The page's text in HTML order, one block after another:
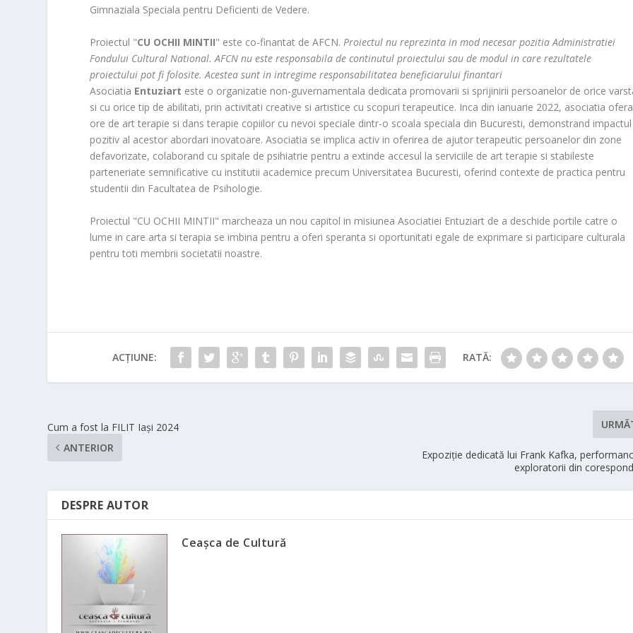
Gimnaziala Speciala pentru Deficienti de Vedere.
Proiectul "CU OCHII MINTII" este co-finantat de AFCN.Proiectul nu reprezinta in mod necesar pozitia Administratiei
Fondului Cultural National. AFCN nu este responsabila de continutul proiectului sau de modul in care rezultatele
proiectului pot fi folosite. Acestea sunt in intregime responsabilitatea beneficiarului finantari
Asociatia Entuziart este o organizatie non-guvernamentala dedicata promovarii si sprijinirii persoanelor de orice
si cu orice tip de abilitati, prin activitati creative si artistice cu scopuri terapeutice. Inca din ianuarie 2022, asociatia ofera
ore de art terapie si dans terapie copiilor cu nevoi speciale dintr-o scoala speciala din Bucuresti, demonstrand impactul
pozitiv al acestor abordari inovatoare. Asociatia se implica activ in oferirea de ajutor terapeutic persoanelor din zone
defavorizate, colaborand cu spitale de psihiatrie pentru a extinde accesul la serviciile de art terapie si stabileste
parteneriate semnificative cu institutii academice precum Universitatea Bucuresti, oferind contexte de practica pentru
studentii din Facultatea de Psihologie.
Proiectul "CU OCHII MINTII" marcheaza un nou capitol in misiunea Asociatiei Entuziart de a deschide portile catre o
lume in care arta si terapia se imbina pentru a oferi speranta si oportunitati egale de exprimare si participare culturala
pentru toti membrii societatii noastre.
ACȚIUNE: RATĂ:
Cum a fost la FILIT Iași 2024
ANTERIOR
Expoziție dedicată lui Frank Kafka,
exploratorii din
DESPRE AUTOR
Ceașca de Cultură